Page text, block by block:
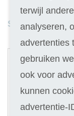
Studieduur: 6
Digitale cursus
179
1
terwijl
analyseren,
advertenties
gebruiken
ook voor
kunnen
advertentie-